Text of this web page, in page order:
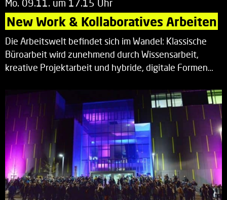
Mo. 09.11. um 17.15 Uhr
New Work & Kollaboratives Arbeiten
Die Arbeitswelt befindet sich im Wandel: Klassische
Büroarbeit wird zunehmend durch Wissensarbeit,
kreative Projektarbeit und hybride, digitale Formen…